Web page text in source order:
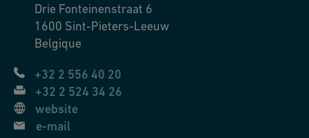
Drie Fonteinenstraat 6
1600 Sint-Pieters-Leeuw
Belgique
+32 2 556 40 20
+32 2 524 34 26
website
e-mail